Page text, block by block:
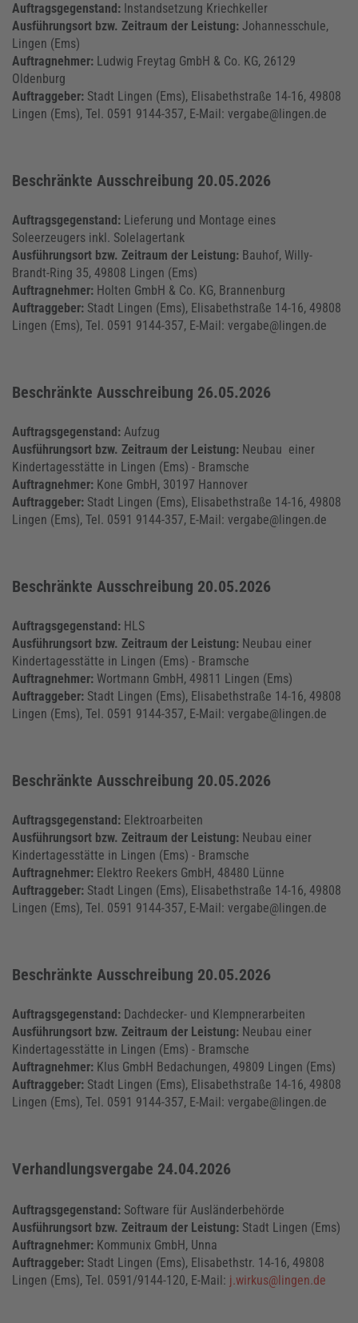
Auftragsgegenstand: Instandsetzung Kriechkeller
Ausführungsort bzw. Zeitraum der Leistung: Johannesschule,
Lingen (Ems)
Auftragnehmer: Ludwig Freytag GmbH & Co. KG, 26129
Oldenburg
Auftraggeber: Stadt Lingen (Ems), Elisabethstraße 14-16, 49808
Lingen (Ems), Tel. 0591 9144-357, E-Mail: vergabe@lingen.de
Beschränkte Ausschreibung 20.05.2026
Auftragsgegenstand: Lieferung und Montage eines
Soleerzeugers inkl. Solelagertank
Ausführungsort bzw. Zeitraum der Leistung: Bauhof, Willy-
Brandt-Ring 35, 49808 Lingen (Ems)
Auftragnehmer: Holten GmbH & Co. KG, Brannenburg
Auftraggeber: Stadt Lingen (Ems), Elisabethstraße 14-16, 49808
Lingen (Ems), Tel. 0591 9144-357, E-Mail: vergabe@lingen.de
Beschränkte Ausschreibung 26.05.2026
Auftragsgegenstand: Aufzug
Ausführungsort bzw. Zeitraum der Leistung: Neubau einer
Kindertagesstätte in Lingen (Ems) - Bramsche
Auftragnehmer: Kone GmbH, 30197 Hannover
Auftraggeber: Stadt Lingen (Ems), Elisabethstraße 14-16, 49808
Lingen (Ems), Tel. 0591 9144-357, E-Mail: vergabe@lingen.de
Beschränkte Ausschreibung 20.05.2026
Auftragsgegenstand: HLS
Ausführungsort bzw. Zeitraum der Leistung: Neubau einer
Kindertagesstätte in Lingen (Ems) - Bramsche
Auftragnehmer: Wortmann GmbH, 49811 Lingen (Ems)
Auftraggeber: Stadt Lingen (Ems), Elisabethstraße 14-16, 49808
Lingen (Ems), Tel. 0591 9144-357, E-Mail: vergabe@lingen.de
Beschränkte Ausschreibung 20.05.2026
Auftragsgegenstand: Elektroarbeiten
Ausführungsort bzw. Zeitraum der Leistung: Neubau einer
Kindertagesstätte in Lingen (Ems) - Bramsche
Auftragnehmer: Elektro Reekers GmbH, 48480 Lünne
Auftraggeber: Stadt Lingen (Ems), Elisabethstraße 14-16, 49808
Lingen (Ems), Tel. 0591 9144-357, E-Mail: vergabe@lingen.de
Beschränkte Ausschreibung 20.05.2026
Auftragsgegenstand: Dachdecker- und Klempnerarbeiten
Ausführungsort bzw. Zeitraum der Leistung: Neubau einer
Kindertagesstätte in Lingen (Ems) - Bramsche
Auftragnehmer: Klus GmbH Bedachungen, 49809 Lingen (Ems)
Auftraggeber: Stadt Lingen (Ems), Elisabethstraße 14-16, 49808
Lingen (Ems), Tel. 0591 9144-357, E-Mail: vergabe@lingen.de
Verhandlungsvergabe 24.04.2026
Auftragsgegenstand: Software für Ausländerbehörde
Ausführungsort bzw. Zeitraum der Leistung: Stadt Lingen (Ems)
Auftragnehmer: Kommunix GmbH, Unna
Auftraggeber: Stadt Lingen (Ems), Elisabethstr. 14-16, 49808
Lingen (Ems), Tel. 0591/9144-120, E-Mail: j.wirkus@lingen.de